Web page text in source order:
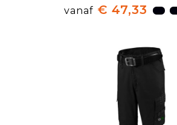
vanaf € 47,33